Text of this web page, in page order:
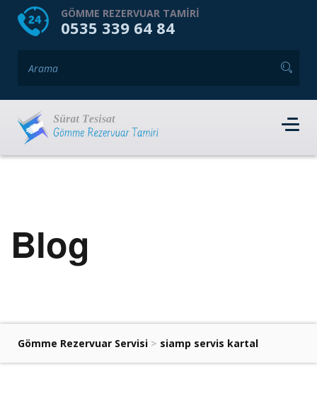
HOME HAKKIMIZDA
GÖMME REZERVUAR TAMIRI
0535 339 64 84
Blog
Gömme Rezervuar Servisi > siamp servis kartal